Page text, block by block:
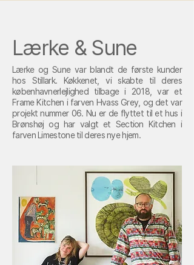
Lærke & Sune
Lærke og Sune var blandt de første kunder
hos Stillark. Køkkenet, vi skabte til deres
københavnerlejlighed tilbage i 2018, var et
Frame Kitchen i farven Hvass Grey, og det var
projekt nummer 06. Nu er de flyttet til et hus i
Brønshøj og har valgt et Section Kitchen i
farven Limestone til deres nye hjem.